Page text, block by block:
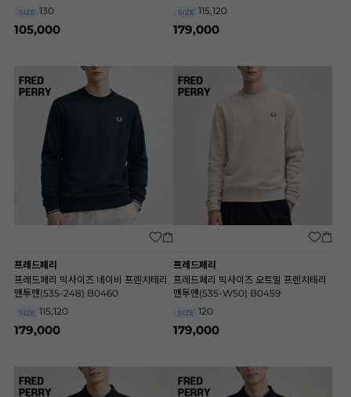
SIZE 130
105,000
SIZE 115,120
179,000
프레드페리
프레드페리 빅사이즈 네이비 프렌치테리
맨투맨(535-248) B0460
SIZE 115,120
179,000
프레드페리
프레드페리 빅사이즈 오트밀 프렌치테리
맨투맨(535-W50) B0459
SIZE 120
179,000